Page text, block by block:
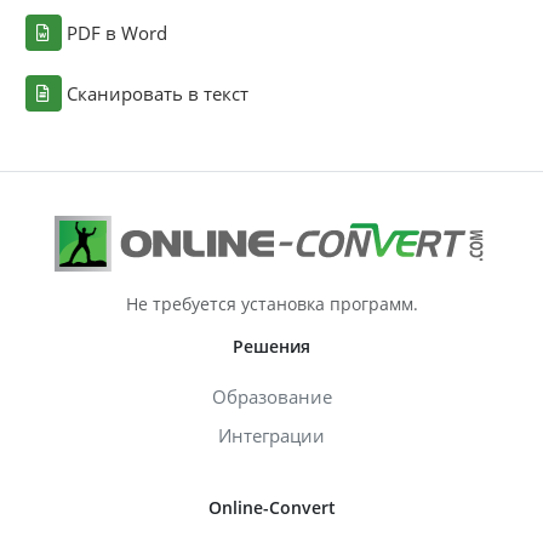
PDF в Word
Сканировать в текст
Не требуется установка программ.
Решения
Образование
Интеграции
Online-Convert